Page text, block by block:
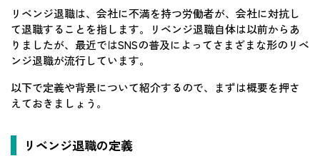
リベンジ退職は、会社に不満を持つ労働者が、会社に対抗し
て退職することを指します。リベンジ退職自体は以前からあ
りましたが、最近ではSNSの普及によってさまざまな形のリベ
ンジ退職が流行しています。
以下で定義や背景について紹介するので、まずは概要を押さ
えておきましょう。
リベンジ退職の定義